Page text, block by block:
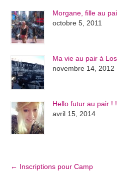
Morgane, fille au
octobre 5, 2011
Ma vie au pair à
novembre 14, 2012
Hello futur au pair ! !
avril 15, 2014
← Inscriptions pour Camp